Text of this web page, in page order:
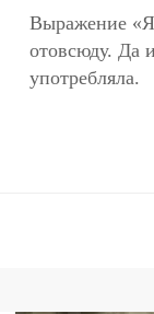
Выражение
отовсюду. Да
употребляла.